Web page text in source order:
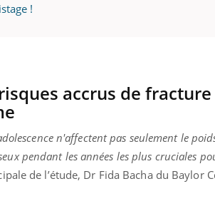
!
accrus de
n'affectent pas seulement le
pendant les années les plus cruciales
de l’étude, Dr Fida Bacha du Baylor